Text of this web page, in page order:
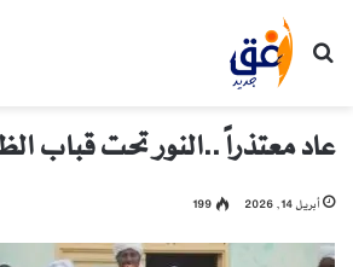
بحث عن
عاد معتذراً ..النور تحت قباب
أبريل 14, 2026 199